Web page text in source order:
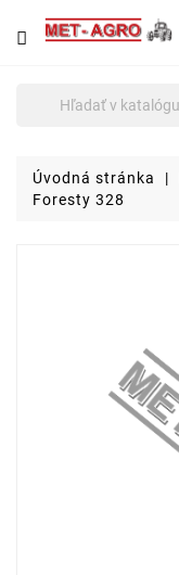
NÁJDETE
U
Lyžice
Úvodná stránka
Foresty 328